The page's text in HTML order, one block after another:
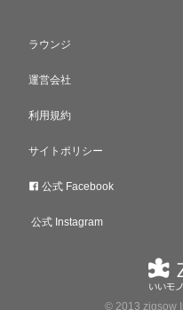
ラウンジ
運営会社
利用規約
サイトポリシー
公式 Facebook
公式 Instagram
© 2013 zigsow